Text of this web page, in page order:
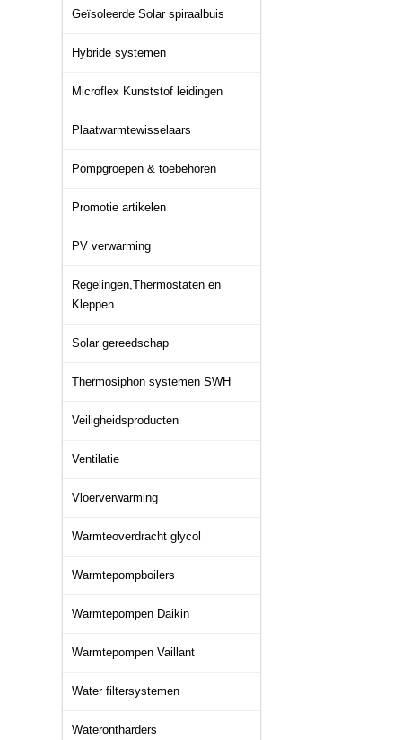
Geïsoleerde Solar spiraalbuis
Hybride systemen
Microflex Kunststof leidingen
Plaatwarmtewisselaars
Pompgroepen & toebehoren
Promotie artikelen
PV verwarming
Regelingen,Thermostaten en
Kleppen
Solar gereedschap
Thermosiphon systemen SWH
Veiligheidsproducten
Ventilatie
Vloerverwarming
Warmteoverdracht glycol
Warmtepompboilers
Warmtepompen Daikin
Warmtepompen Vaillant
Water filtersystemen
Waterontharders